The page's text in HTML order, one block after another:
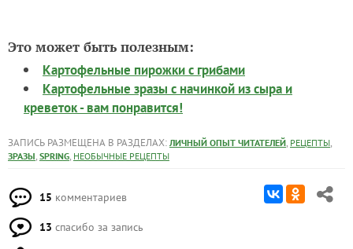
Это может быть полезным:
Картофельные пирожки с грибами
Картофельные зразы с начинкой из сыра и
креветок - вам понравится!
ЗАПИСЬ РАЗМЕЩЕНА В РАЗДЕЛАХ: ЛИЧНЫЙ ОПЫТ ЧИТАТЕЛЕЙ, РЕЦЕПТЫ,
ЗРАЗЫ, SPRING, НЕОБЫЧНЫЕ РЕЦЕПТЫ
15 комментариев
13 спасибо за запись